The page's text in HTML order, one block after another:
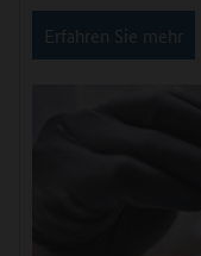
Erfahren Sie mehr